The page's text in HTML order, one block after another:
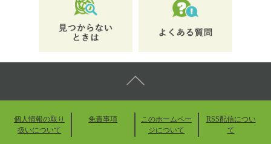
個人情報の取り
扱いについて
免責事項
このホームペー
ジについて
RSS配信につい
て